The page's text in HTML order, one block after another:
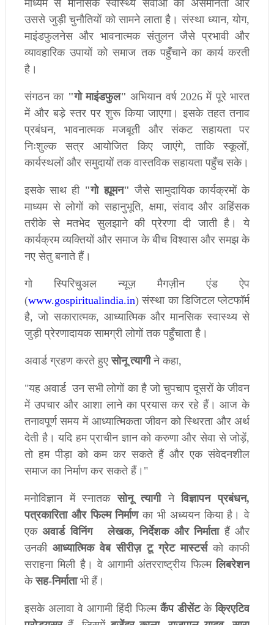
माध्यम से मानसिक स्वास्थ्य सेवाओं की असमानता और
उससे जुड़ी चुनौतियों को सामने लाता है। संस्था ध्यान,योग,
माइंडफुलनेस और भावनात्मक संतुलन जैसे प्रभावी और
व्यावहारिक उपायों को समाज तक पहुँचाने का कार्य करती
है।
संगठन का "गो माइंडफुल" अभियान वर्ष2026में पूरे भारत
में और बड़े स्तर पर शुरू किया जाएगा। इसके तहत तनाव
प्रबंधन,भावनात्मक मजबूती और संकट सहायता
पर
निःशुल्क
सत्र आयोजित किए जाएंगे,ताकि स्कूलों,
कार्यस्थलों और समुदायों तक वास्तविक सहायता पहुँच सके।
इसके साथ ही "गो ह्यूमन" जैसे सामुदायिक कार्यक्रमों के
माध्यम से लोगों को सहानुभूति, क्षमा,संवाद और अहिंसक
तरीके से मतभेद सुलझाने की प्रेरणा दी जाती है।
ये
कार्यक्रम व्यक्तियों और समाज के बीच विश्वास और समझ के
नए सेतु बनाते हैं।
गो स्पिरिचुअल न्यूज़ मैगज़ीन एंड
ऐप
(www.gospiritualindia.in)संस्था का डिजिटल प्लेटफॉर्म
है,जो सकारात्मक, आध्यात्मिक और मानसिक स्वास्थ्य से
जुड़ी प्रेरणादायक सामग्री लोगों तक पहुँचाता है।
अवार्ड ग्रहण करते हुए सोनू त्यागी ने कहा,
"यह अवार्ड उन सभी लोगों का है जो चुपचाप दूसरों के जीवन
में उपचार और आशा लाने का प्रयास कर रहे हैं। आज के
तनावपूर्ण समय में आध्यात्मिकता जीवन को स्थिरता और अर्थ
देती है। यदि हम प्राचीन ज्ञान को करुणा और सेवा से जोड़ें,
तो हम पीड़ा को कम कर सकते हैं और एक संवेदनशील
समाज का निर्माण कर सकते हैं। "
मनोविज्ञान में स्नातक सोनू त्यागी ने विज्ञापन प्रबंधन,
पत्रकारिता और फिल्म निर्माण का भी अध्ययन किया है। वे
एक अवार्ड विनिंग लेखक,निर्देशक और निर्माता हैं और
उनकी आध्यात्मिक वेब सीरीज़ टू ग्रेट मास्टर्स को काफी
सराहना मिली है। वे आगामी अंतरराष्ट्रीय फिल्म लिबरेशन
के सह-निर्माता भी हैं।
इसके अलावा वे आगामी हिंदी फिल्म कैंप डीसेंट के क्रिएटिव